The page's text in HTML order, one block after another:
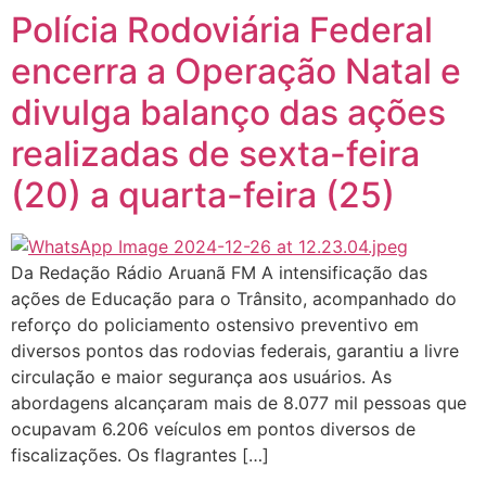
Polícia Rodoviária Federal
encerra a Operação Natal e
divulga balanço das ações
realizadas de sexta-feira
(20) a quarta-feira (25)
Da Redação Rádio Aruanã FM A intensificação das
ações de Educação para o Trânsito, acompanhado do
reforço do policiamento ostensivo preventivo em
diversos pontos das rodovias federais, garantiu a livre
circulação e maior segurança aos usuários. As
abordagens alcançaram mais de 8.077 mil pessoas que
ocupavam 6.206 veículos em pontos diversos de
fiscalizações. Os flagrantes […]